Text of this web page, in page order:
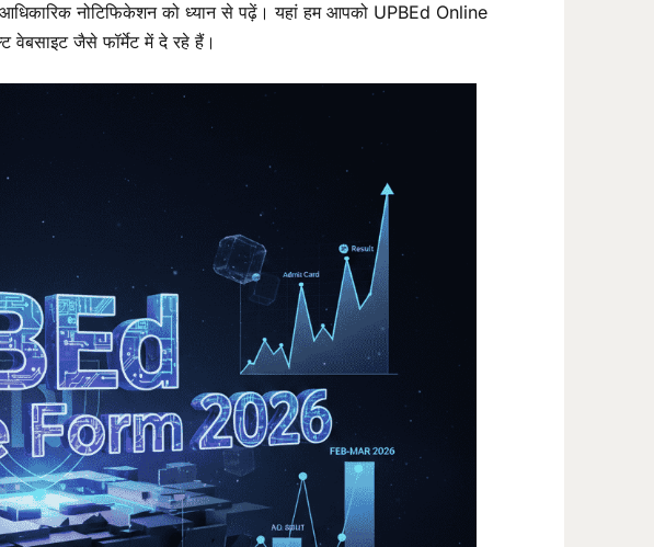
नोटिफिकेशन को ध्यान से पढ़ें। यहां हम आपको UPBEd Online
वेबसाइट जैसे फॉर्मेट में दे रहे हैं।